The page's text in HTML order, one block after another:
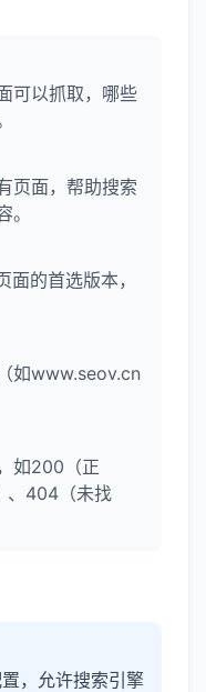
可以抓取，哪些
页面，帮助搜索
的首选版本，
如www.seov.cn
如200（正
、404（未找
，允许搜索引擎